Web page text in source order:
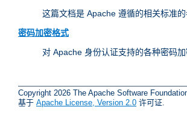
这篇文档是 Apache 遵循的相关标准的
密码加密格式
对 Apache 身份认证支持的各种密码加
Copyright 2026 The Apache Software
基于 Apache License, Version 2.0 许可证.